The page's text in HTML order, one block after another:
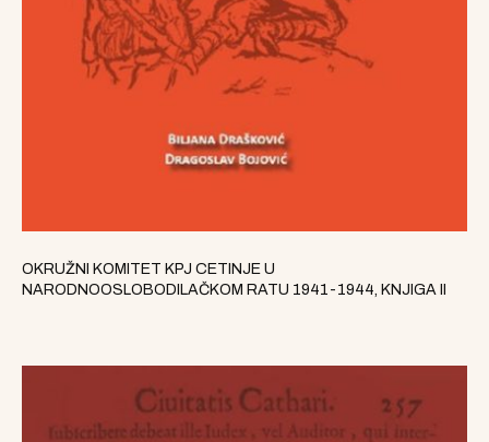
OKRUŽNI KOMITET KPJ CETINJE U
NARODNOOSLOBODILAČKOM RATU 1941-1944, KNJIGA II